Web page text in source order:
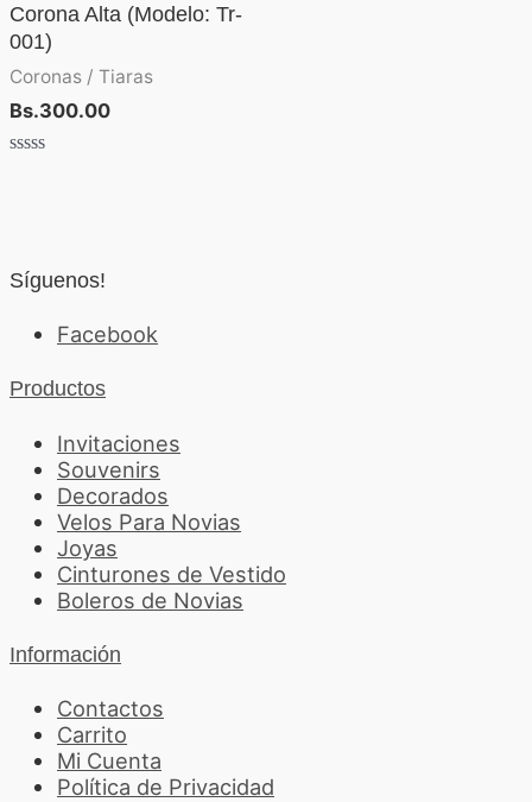
Corona Alta (Modelo: Tr-
001)
Coronas / Tiaras
Bs.300.00
Síguenos!
Facebook
Productos
Invitaciones
Souvenirs
Decorados
Velos Para Novias
Joyas
Cinturones de Vestido
Boleros de Novias
Información
Contactos
Carrito
Mi Cuenta
Política de Privacidad